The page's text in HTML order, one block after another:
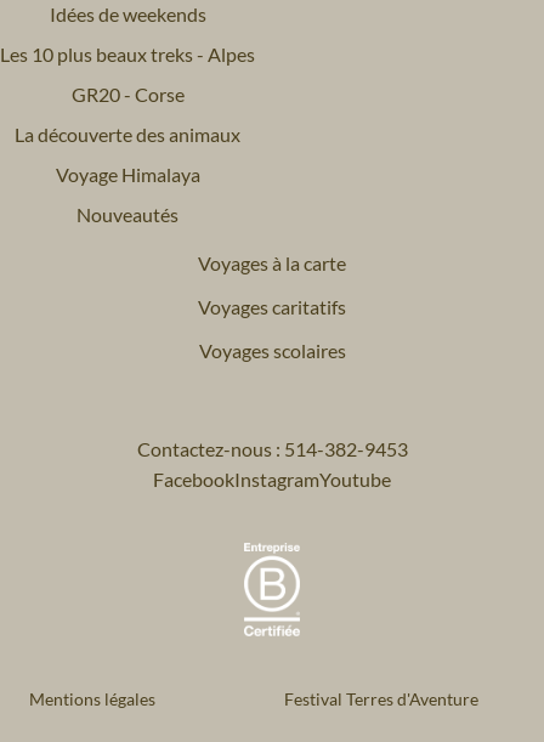
Idées de weekends
Les 10 plus beaux treks - Alpes
GR20 - Corse
La découverte des animaux
Voyage Himalaya
Nouveautés
Voyages à la carte
Voyages caritatifs
Voyages scolaires
Contactez-nous : 514-382-9453
FacebookInstagramYoutube
Mentions légales Festival Terres d'Aventure